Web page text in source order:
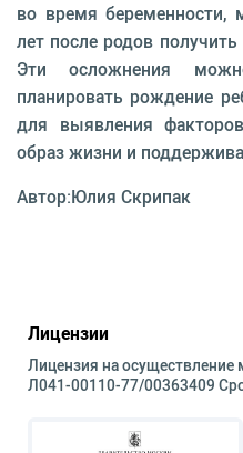
во время беременности,
лет после родов
Эти осложнения
планировать рождение
для выявления
образ жизни и
Автор:Юлия Скрипак
Лицензии
Лицензия на
Л041-00110-77/00363409